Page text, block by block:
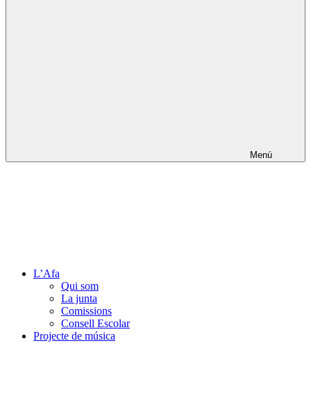
Menú
L’Afa
Qui som
La junta
Comissions
Consell Escolar
Projecte de música